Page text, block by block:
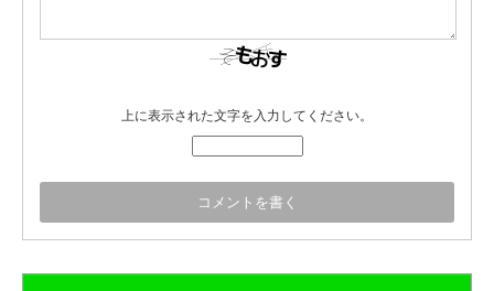
上に表示された文字を入力してください。